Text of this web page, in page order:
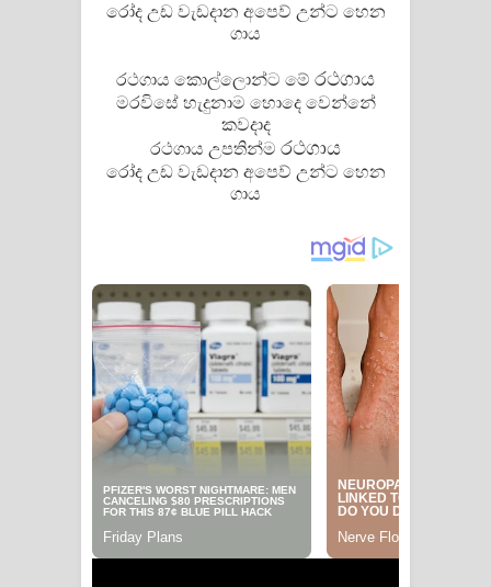
රෝද උඩ වැඩදාන අපෙව් උන්ට හෙන
ගාය
රථගාය කොල්ලොන්ට මේ රථගාය
මරවිසේ හැදුනාම හොදෙ වෙන්නේ
කවදාද
රථගාය උපතින්ම රථගාය
රෝද උඩ වැඩදාන අපෙව් උන්ට හෙන
ගාය